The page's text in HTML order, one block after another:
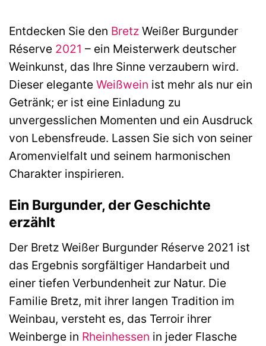
Entdecken Sie den Bretz Weißer Burgunder
Réserve 2021 – ein Meisterwerk deutscher
Weinkunst, das Ihre Sinne verzaubern wird.
Dieser elegante Weißwein ist mehr als nur ein
Getränk; er ist eine Einladung zu
unvergesslichen Momenten und ein Ausdruck
von Lebensfreude. Lassen Sie sich von seiner
Aromenvielfalt und seinem harmonischen
Charakter inspirieren.
Ein Burgunder, der Geschichte
erzählt
Der Bretz Weißer Burgunder Réserve 2021 ist
das Ergebnis sorgfältiger Handarbeit und
einer tiefen Verbundenheit zur Natur. Die
Familie Bretz, mit ihrer langen Tradition im
Weinbau, versteht es, das Terroir ihrer
Weinberge in Rheinhessen in jeder Flasche